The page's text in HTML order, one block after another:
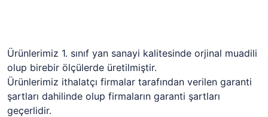
Ürünlerimiz 1. sınıf yan sanayi kalitesinde orjinal muadili
olup birebir ölçülerde üretilmiştir.
Ürünlerimiz ithalatçı firmalar tarafından verilen garanti
şartları dahilinde olup firmaların garanti şartları
geçerlidir.